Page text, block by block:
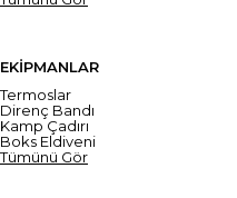
EKİPMANLAR
Termoslar
Direnç Bandı
Kamp Çadırı
Boks Eldiveni
Tümünü Gör